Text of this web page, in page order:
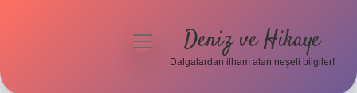
menüyü
Deniz ve Hikaye
Dalgalardan ilham alan neşeli bilgiler!